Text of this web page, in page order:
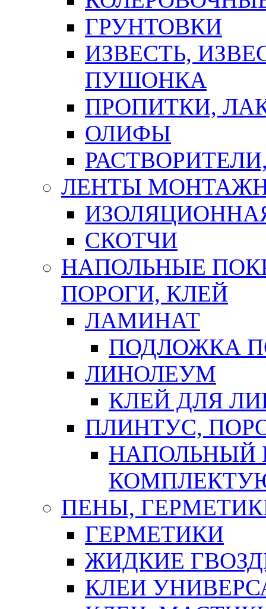
ГРУНТОВКИ
ИЗВЕСТЬ,
ПУШОНКА
ПРОПИТКИ,
ОЛИФЫ
ЛЕНТЫ
СКОТЧИ
НАПОЛЬНЫЕ
ПОРОГИ, КЛЕЙ
ЛАМИНАТ
ПОДЛОЖКА
ЛИНОЛЕУМ
КЛЕЙ ДЛЯ
ПЛИНТУС,
НАПОЛЬНЫЙ
ПЕНЫ,
ГЕРМЕТИКИ
ЖИДКИЕ
КЛЕИ